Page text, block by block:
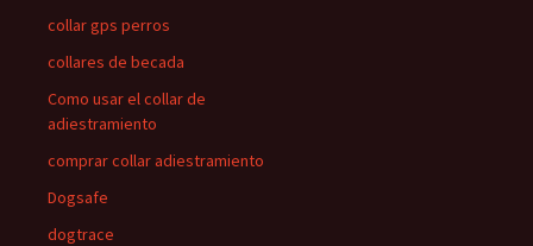
collar gps perros
collares de becada
Como usar el collar de
adiestramiento
comprar collar adiestramiento
Dogsafe
dogtrace